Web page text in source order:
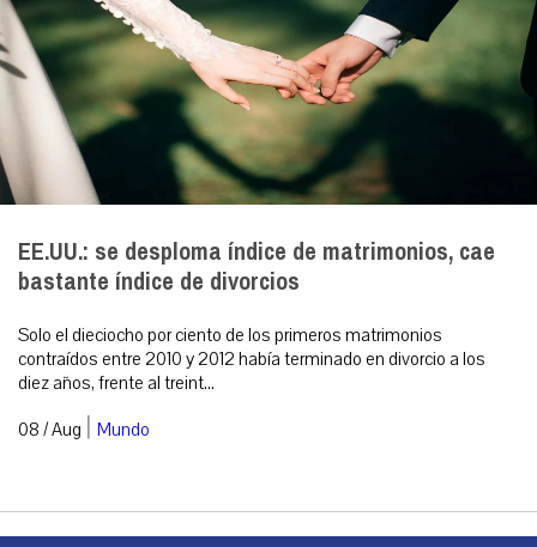
EE.UU.: se desploma índice de matrimonios, cae
bastante índice de divorcios
Solo el dieciocho por ciento de los primeros matrimonios
contraídos entre 2010 y 2012 había terminado en divorcio a los
diez años, frente al treint...
08 / Aug | Mundo